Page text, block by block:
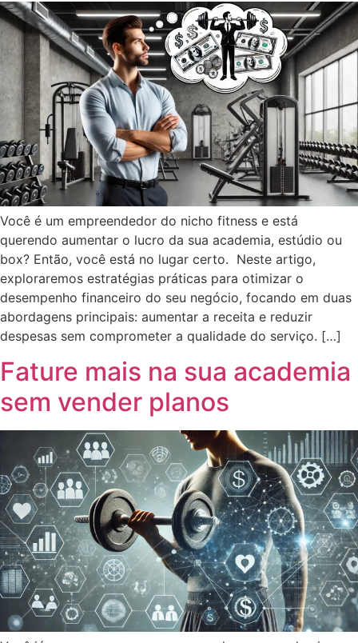
Você é um empreendedor do nicho fitness e está
querendo aumentar o lucro da sua academia, estúdio ou
box? Então, você está no lugar certo. Neste artigo,
exploraremos estratégias práticas para otimizar o
desempenho financeiro do seu negócio, focando em duas
abordagens principais: aumentar a receita e reduzir
despesas sem comprometer a qualidade do serviço. […]
Fature mais na sua academia
sem vender planos